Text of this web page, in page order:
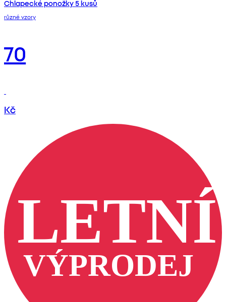
Chlapecké ponožky 5 kusů
různé vzory
70
Kč